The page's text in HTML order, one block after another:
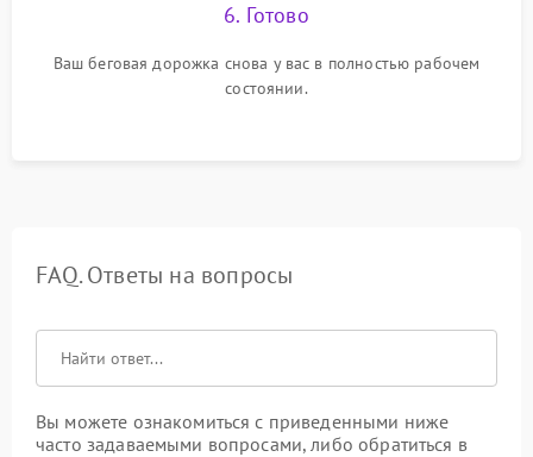
6. Готово
Ваш беговая дорожка снова у вас в полностью рабочем
состоянии.
FAQ. Ответы на вопросы
Вы можете ознакомиться с приведенными ниже
часто задаваемыми вопросами, либо обратиться в